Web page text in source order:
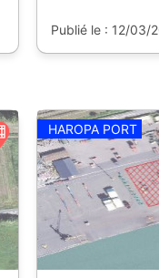
Publié le : 12/03/
HAROPA PORT